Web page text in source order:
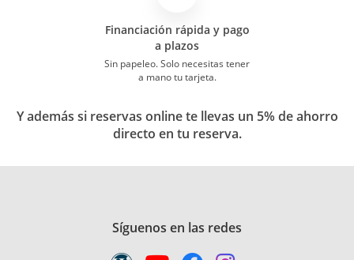
Financiación rápida y pago
a plazos
Sin papeleo. Solo necesitas tener
a mano tu tarjeta.
Y además si reservas online te llevas un 5% de ahorro
directo en tu reserva.
Síguenos en las redes